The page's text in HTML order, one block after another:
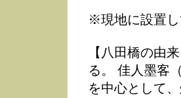
※現地に設置
【八田橋の由
る。 佳人墨客
を中心として